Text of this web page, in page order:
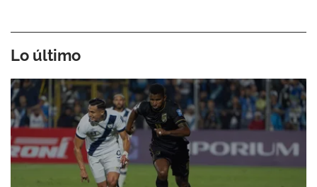
Lo último